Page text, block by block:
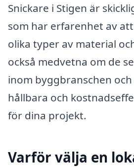
Snickare i Stigen är
som har erfarenhet av
olika typer av material
också medvetna om de
inom byggbranschen
hållbara och
för dina projekt.
Varför välja en